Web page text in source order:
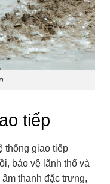
tiếp
thống giao tiếp
bảo vệ lãnh thổ và
thanh đặc trưng,